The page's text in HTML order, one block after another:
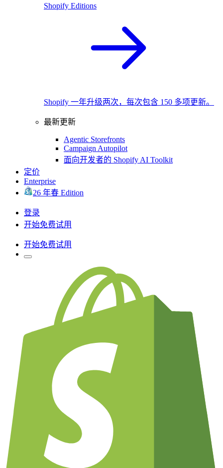
Shopify Editions
Shopify 一年升级两次，每次包含 150 多项更新。
最新更新
Agentic Storefronts
Campaign Autopilot
面向开发者的 Shopify AI Toolkit
定价
Enterprise
26 年春 Edition
登录
开始免费试用
开始免费试用